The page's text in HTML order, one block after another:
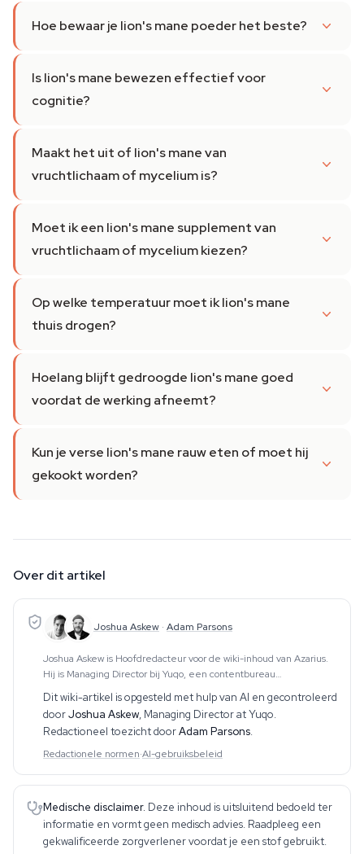
Hoe bewaar je lion's mane poeder het beste?
Is lion's mane bewezen effectief voor
cognitie?
Maakt het uit of lion's mane van
vruchtlichaam of mycelium is?
Moet ik een lion's mane supplement van
vruchtlichaam of mycelium kiezen?
Op welke temperatuur moet ik lion's mane
thuis drogen?
Hoelang blijft gedroogde lion's mane goed
voordat de werking afneemt?
Kun je verse lion's mane rauw eten of moet hij
gekookt worden?
Over dit artikel
Joshua Askew · Adam Parsons
Joshua Askew is Hoofdredacteur voor de wiki-inhoud van Azarius.
Hij is Managing Director bij Yuqo, een contentbureau
en etnobotanie in meerdere talen. Het
Dit wiki-artikel is opgesteld met hulp van AI en gecontroleerd
doorJoshua Askew, Managing Director at Yuqo.
Redactioneel toezicht doorAdam Parsons.
Redactionele normen·AI-gebruiksbeleid
Medische disclaimer. Deze inhoud is uitsluitend bedoeld ter
informatie en vormt geen medisch advies. Raadpleeg een
gekwalificeerde zorgverlener voordat je een stof gebruikt.